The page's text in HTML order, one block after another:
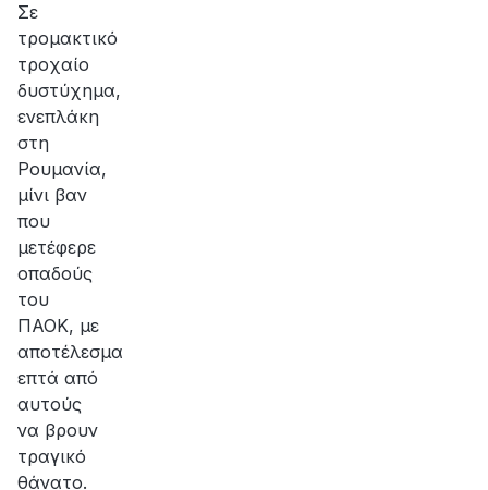
Σε
τρομακτικό
τροχαίο
δυστύχημα,
ενεπλάκη
στη
Ρουμανία,
μίνι βαν
που
μετέφερε
οπαδούς
του
ΠΑΟΚ, με
αποτέλεσμα
επτά από
αυτούς
να βρουν
τραγικό
θάνατο.